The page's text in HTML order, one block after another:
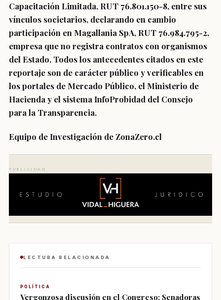
Capacitación Limitada, RUT 76.801.150-8, entre sus
vínculos societarios, declarando en cambio
participación en Magallania SpA, RUT 76.984.795-2,
empresa que no registra contratos con organismos
del Estado. Todos los antecedentes citados en este
reportaje son de carácter público y verificables en
los portales de Mercado Público, el Ministerio de
Hacienda y el sistema InfoProbidad del Consejo
para la Transparencia.
Equipo de Investigación de ZonaZero.cl
PUBLICIDAD
LECTURA RELACIONADA
POLÍTICA
Vergonzosa discusión en el Congreso: Senadoras